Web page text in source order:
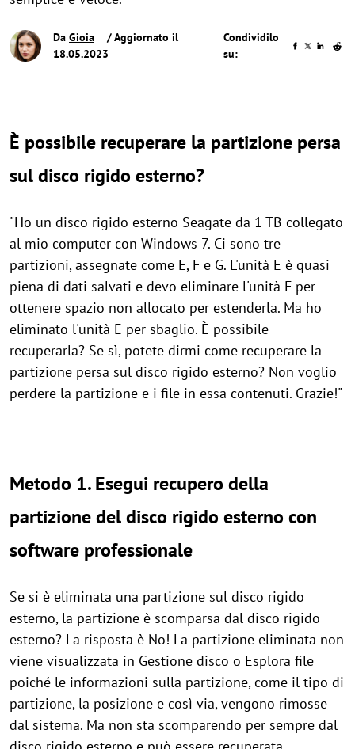
Da Gioia
/ Aggiornato il
18.05.2023
Condividilo
su:
È possibile recuperare la partizione persa
sul disco rigido esterno?
"Ho un disco rigido esterno Seagate da 1 TB collegato
al mio computer con Windows 7. Ci sono tre
partizioni, assegnate come E, F e G. L'unità E è quasi
piena di dati salvati e devo eliminare l'unità F per
ottenere spazio non allocato per estenderla. Ma ho
eliminato l'unità E per sbaglio. È possibile
recuperarla? Se sì, potete dirmi come recuperare la
partizione persa sul disco rigido esterno? Non voglio
perdere la partizione e i file in essa contenuti. Grazie!"
Metodo 1. Esegui recupero della
partizione del disco rigido esterno con
software professionale
Se si è eliminata una partizione sul disco rigido
esterno, la partizione è scomparsa dal disco rigido
esterno? La risposta è No! La partizione eliminata non
viene visualizzata in Gestione disco o Esplora file
poiché le informazioni sulla partizione, come il tipo di
partizione, la posizione e così via, vengono rimosse
dal sistema. Ma non sta scomparendo per sempre dal